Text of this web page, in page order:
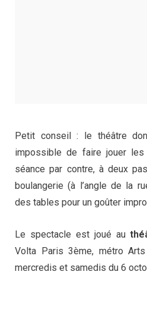
Petit conseil : le théâtre
impossible de faire jouer
séance par contre, à deux
boulangerie (à l’angle de la
des tables pour un goûter
Le spectacle est joué au
Volta Paris 3ème, métro
mercredis et samedis du 6